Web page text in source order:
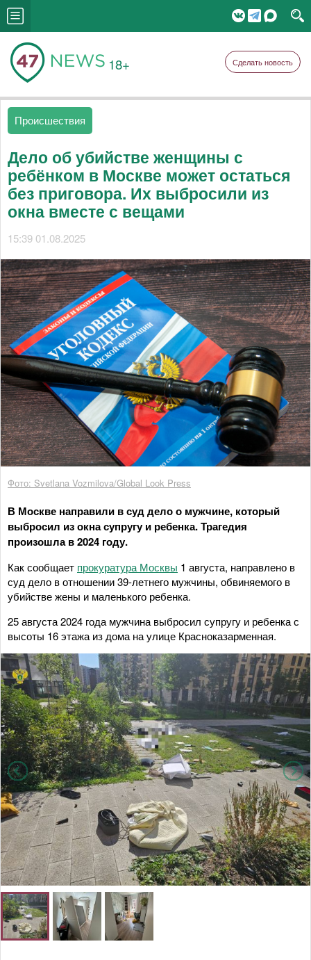
18+ Сделать новость
Происшествия
Дело об убийстве женщины с
ребёнком в Москве может остаться
без приговора. Их выбросили из
окна вместе с вещами
15:39 01.08.2025
Фото: Svetlana Vozmilova/Global Look Press
В Москве направили в суд дело о мужчине, который
выбросил из окна супругу и ребенка. Трагедия
произошла в 2024 году.
Как сообщает прокуратура Москвы 1 августа, направлено в
суд дело в отношении 39-летнего мужчины, обвиняемого в
убийстве жены и маленького ребенка.
25 августа 2024 года мужчина выбросил супругу и ребенка с
высоты 16 этажа из дома на улице Красноказарменная.